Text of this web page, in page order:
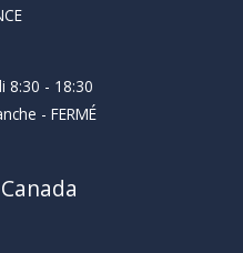
8:30 - 18:30
- FERMÉ